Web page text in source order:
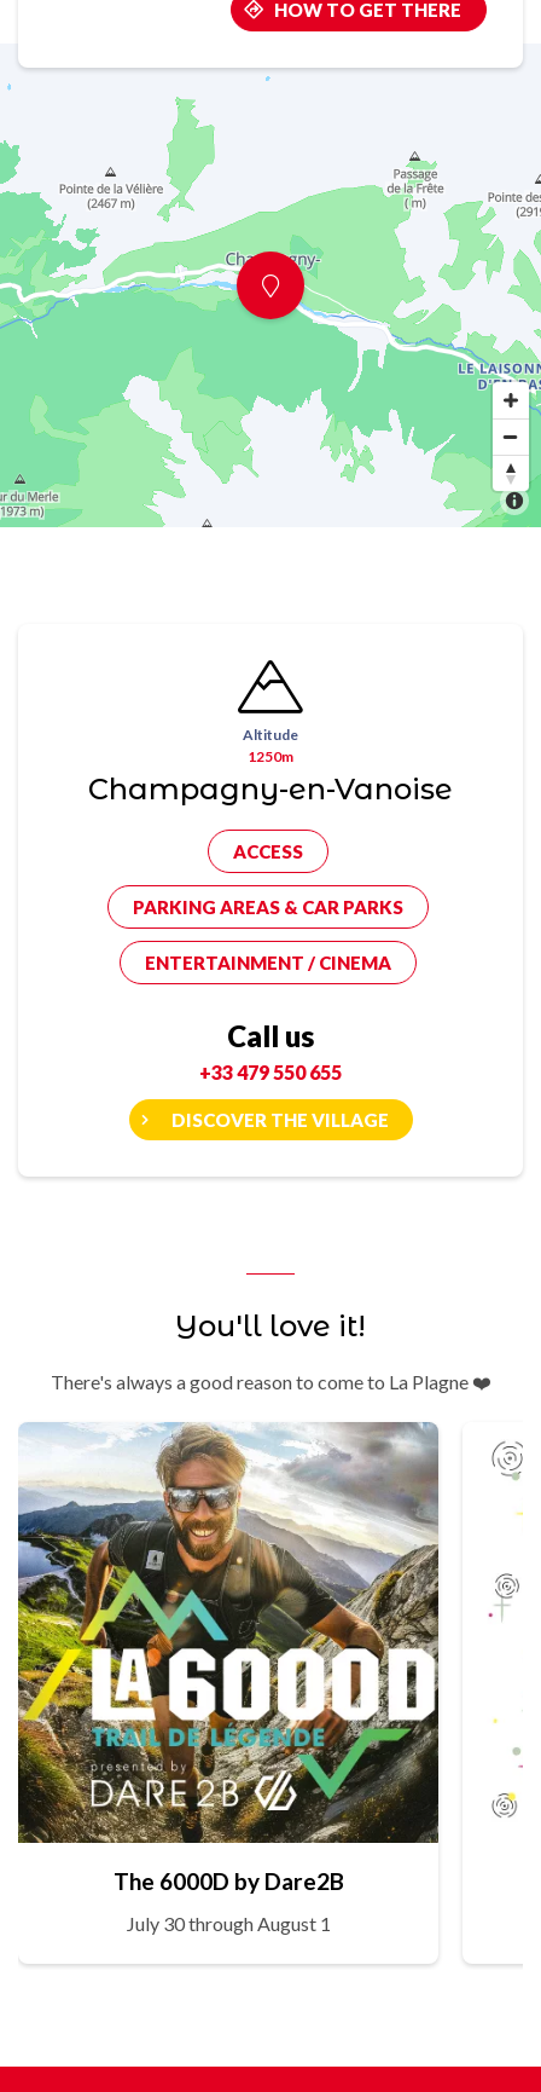
HOW TO GET THERE
Altitude
1250m
Champagny-en-Vanoise
ACCESS
PARKING AREAS & CAR PARKS
ENTERTAINMENT / CINEMA
Call us
+33 479 550 655
DISCOVER THE VILLAGE
You'll love it!
There's always a good reason to come to La Plagne ❤️
The 6000D by Dare2B
July 30 through August 1